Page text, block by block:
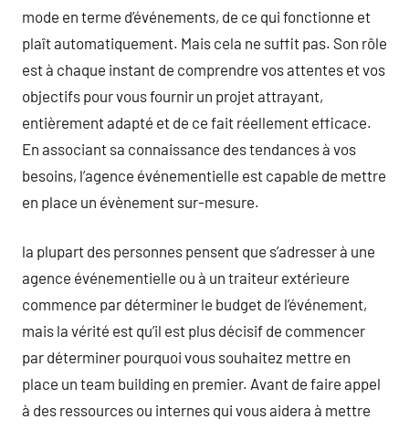
mode en terme d’événements, de ce qui fonctionne et
plaît automatiquement. Mais cela ne suffit pas. Son rôle
est à chaque instant de comprendre vos attentes et vos
objectifs pour vous fournir un projet attrayant,
entièrement adapté et de ce fait réellement efficace.
En associant sa connaissance des tendances à vos
besoins, l’agence événementielle est capable de mettre
en place un évènement sur-mesure.
la plupart des personnes pensent que s’adresser à une
agence événementielle ou à un traiteur extérieure
commence par déterminer le budget de l’événement,
mais la vérité est qu’il est plus décisif de commencer
par déterminer pourquoi vous souhaitez mettre en
place un team building en premier. Avant de faire appel
à des ressources ou internes qui vous aidera à mettre